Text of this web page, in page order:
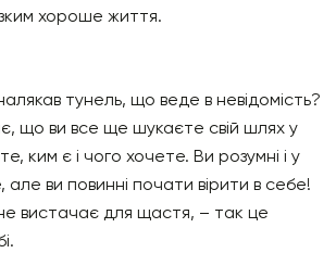
хороше життя.
тунель, що веде в невідомість?
що ви все ще шукаєте свій шлях у
ким є і чого хочете. Ви розумні і у
ви повинні почати вірити в себе!
вистачає для щастя, – так це